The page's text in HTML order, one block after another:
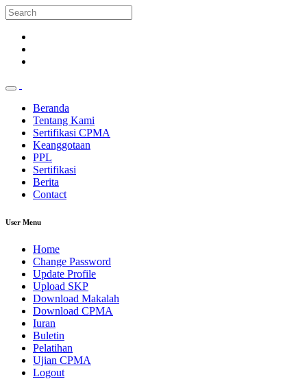
Beranda
Tentang Kami
Sertifikasi CPMA
Keanggotaan
PPL
Sertifikasi
Berita
Contact
User Menu
Home
Change Password
Update Profile
Upload SKP
Download Makalah
Download CPMA
Iuran
Buletin
Pelatihan
Ujian CPMA
Logout